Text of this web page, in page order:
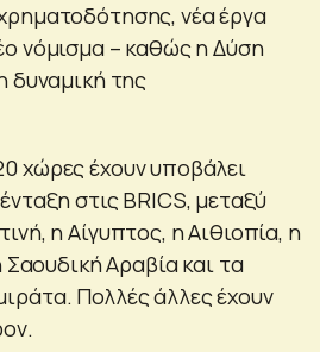
νέα έργα
νόμισμα – καθώς η Δύση
δυναμική της
χώρες έχουν υποβάλει
στις BRICS, μεταξύ
η Αίγυπτος, η Αιθιοπία, η
Σαουδική Αραβία και τα
Πολλές άλλες έχουν